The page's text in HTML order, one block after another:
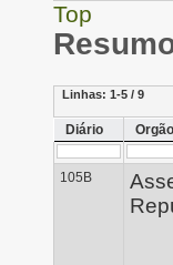
Top
Linhas: 1-5 / 9
Diário Orgão
105B